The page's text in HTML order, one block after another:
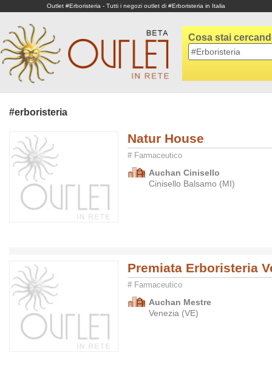
Outlet #Erboristeria - Tutti i negozi outlet di #Erboristeria in Italia
Cosa stai
#erboristeria
Natur House
# Farmaceutico
Auchan Cinisello
Cinisello Balsamo (MI)
Premiata Erboristeria
# Farmaceutico
Auchan Mestre
Venezia (VE)